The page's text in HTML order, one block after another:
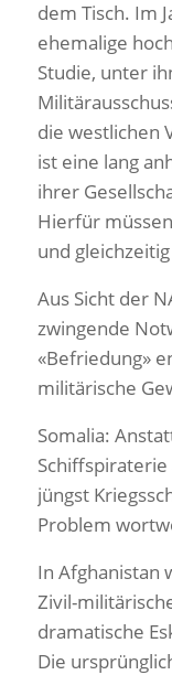
dem Tisch. Im
ehemalige
Studie, unter
die westlichen
ist eine lang
ihrer
Hierfür
und
Aus Sicht der
zwingende
«Befriedung»
militärische
Somalia:
jüngst
Problem
In Afghanistan
Zivil-
dramatische
Die